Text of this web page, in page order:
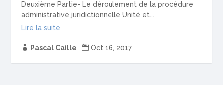
Deuxième Partie- Le déroulement de la procédure
administrative juridictionnelle Unité et...
Lire la suite
 Pascal Caille  Oct 16, 2017